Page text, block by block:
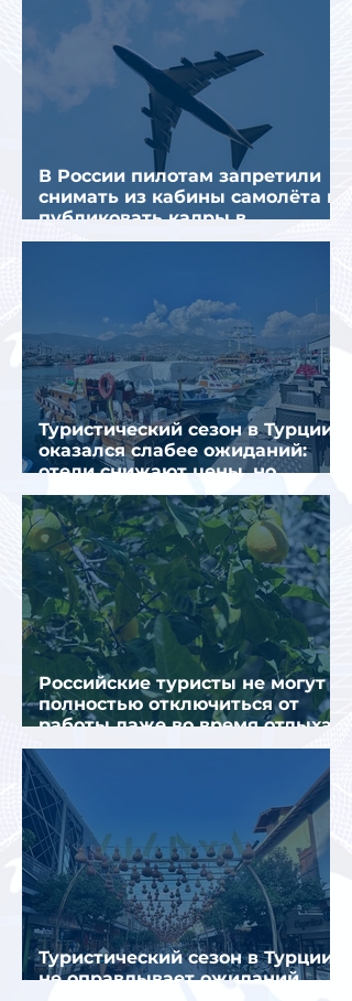
В России пилотам запретили
снимать из кабины самолёта и
публиковать кадры в
интернете
Туристический сезон в Турции
оказался слабее ожиданий:
отели снижают цены, но
загрузка остается низкой
Российские туристы не могут
полностью отключиться от
работы даже во время отдыха
в Турции
Туристический сезон в Турции
не оправдывает ожиданий